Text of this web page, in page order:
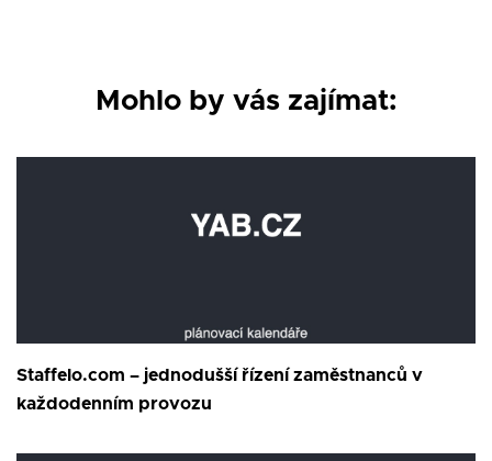
Mohlo by vás zajímat:
Staffelo.com – jednodušší řízení zaměstnanců v
každodenním provozu